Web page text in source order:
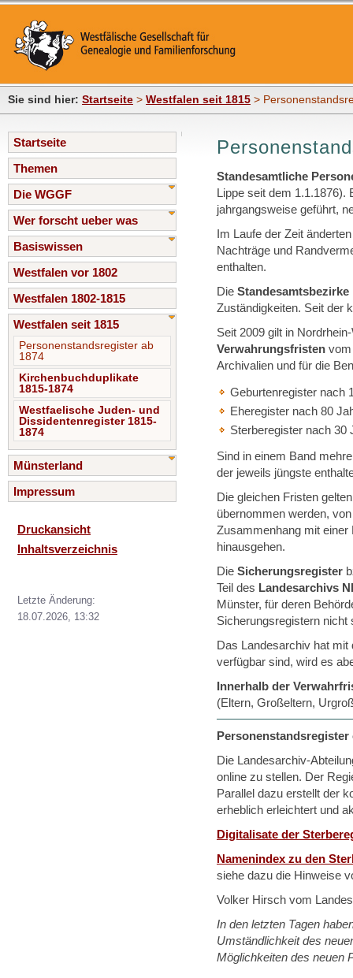
Sie sind hier: Startseite > Westfalen seit 1815 >
Startseite
Themen
Die WGGF
Wer forscht ueber was
Basiswissen
Westfalen vor 1802
Westfalen 1802-1815
Westfalen seit 1815
Personenstandsregister ab
1874
Kirchenbuchduplikate
1815-1874
Westfaelische Juden- und
Dissidentenregister 1815-
1874
Münsterland
Impressum
Druckansicht
Inhaltsverzeichnis
Letzte Änderung:
18.07.2026, 13:32
Standesamtliche
Lippe seit dem 1.1.1876).
jahrgangsweise geführt,
Im Laufe der Zeit
Nachträge und
enthalten.
Die Standesamtsbezirke
Zuständigkeiten. Seit der
Seit 2009 gilt in
Verwahrungsfristen
Archivalien und für die
Geburtenregister nach
Eheregister nach 80
Sterberegister nach 30
Sind in einem Band
der jeweils jüngste
Die gleichen Fristen
übernommen werden,
Zusammenhang mit einer
hinausgehen.
Die Sicherungsregister
Teil des Landesarchivs
Münster, für deren
Sicherungsregistern nicht
Das Landesarchiv hat
verfügbar sind, wird es
Innerhalb der
(Eltern, Großeltern,
Personenstandsregister
Die Landesarchiv-
online zu stellen. Der
Parallel dazu erstellt der
erheblich erleichtert und
Digitalisate der
Namenindex zu den
siehe dazu die Hinweise
Volker Hirsch vom
In den letzten Tagen
Umständlichkeit des
Möglichkeiten des neuen